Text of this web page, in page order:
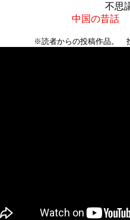
不思
中国の昔話
※読者からの投稿作品。